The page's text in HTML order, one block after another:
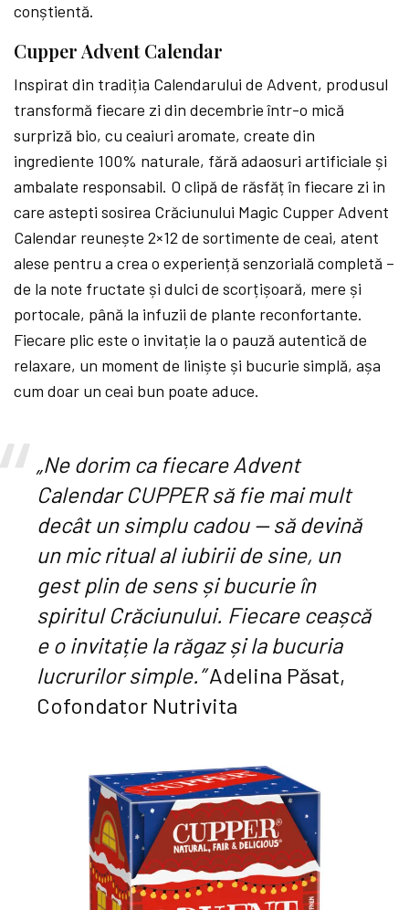
conștientă.
Cupper Advent Calendar
Inspirat din tradiția Calendarului de Advent, produsul
transformă fiecare zi din decembrie într-o mică
surpriză bio, cu ceaiuri aromate, create din
ingrediente 100% naturale, fără adaosuri artificiale și
ambalate responsabil. O clipă de răsfăț în fiecare zi in
care astepti sosirea Crăciunului Magic Cupper Advent
Calendar reunește 2×12 de sortimente de ceai, atent
alese pentru a crea o experiență senzorială completă –
de la note fructate și dulci de scorțișoară, mere și
portocale, până la infuzii de plante reconfortante.
Fiecare plic este o invitație la o pauză autentică de
relaxare, un moment de liniște și bucurie simplă, așa
cum doar un ceai bun poate aduce.
„Ne dorim ca fiecare Advent
Calendar CUPPER să fie mai mult
decât un simplu cadou — să devină
un mic ritual al iubirii de sine, un
gest plin de sens și bucurie în
spiritul Crăciunului. Fiecare ceașcă
e o invitație la răgaz și la bucuria
lucrurilor simple.”Adelina Păsat,
Cofondator Nutrivita